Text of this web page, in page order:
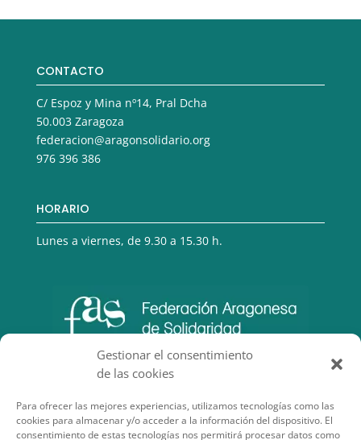
Gestionar el consentimiento
de las cookies
Para ofrecer las mejores experiencias, utilizamos tecnologías como las
cookies para almacenar y/o acceder a la información del dispositivo. El
consentimiento de estas tecnologías nos permitirá procesar datos como
CONTACTO
C/ Espoz y Mina nº14, Pral Dcha
50.003 Zaragoza
federacion@aragonsolidario.org
976 396 386
HORARIO
Lunes a viernes, de 9.30 a 15.30 h.